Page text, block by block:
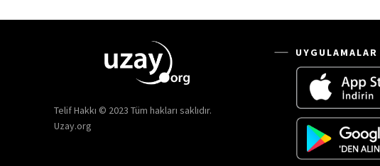
Telif Hakkı © 2023 Tüm hakları saklıdır.
Uzay.org
UYGULAMALAR